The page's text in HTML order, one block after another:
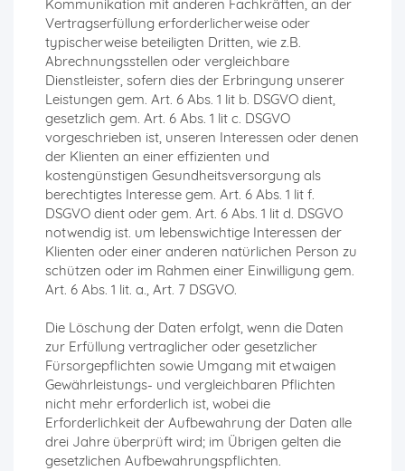
Kommunikation mit anderen Fachkräften, an der
Vertragserfüllung erforderlicherweise oder
typischerweise beteiligten Dritten, wie z.B.
Abrechnungsstellen oder vergleichbare
Dienstleister, sofern dies der Erbringung unserer
Leistungen gem. Art. 6 Abs. 1 lit b. DSGVO dient,
gesetzlich gem. Art. 6 Abs. 1 lit c. DSGVO
vorgeschrieben ist, unseren Interessen oder denen
der Klienten an einer effizienten und
kostengünstigen Gesundheitsversorgung als
berechtigtes Interesse gem. Art. 6 Abs. 1 lit f.
DSGVO dient oder gem. Art. 6 Abs. 1 lit d. DSGVO
notwendig ist. um lebenswichtige Interessen der
Klienten oder einer anderen natürlichen Person zu
schützen oder im Rahmen einer Einwilligung gem.
Art. 6 Abs. 1 lit. a., Art. 7 DSGVO.
Die Löschung der Daten erfolgt, wenn die Daten
zur Erfüllung vertraglicher oder gesetzlicher
Fürsorgepflichten sowie Umgang mit etwaigen
Gewährleistungs- und vergleichbaren Pflichten
nicht mehr erforderlich ist, wobei die
Erforderlichkeit der Aufbewahrung der Daten alle
drei Jahre überprüft wird; im Übrigen gelten die
gesetzlichen Aufbewahrungspflichten.